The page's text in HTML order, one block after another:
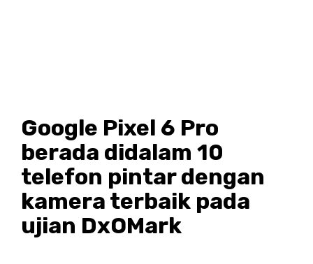
Google Pixel 6 Pro
berada didalam 10
telefon pintar dengan
kamera terbaik pada
ujian DxOMark